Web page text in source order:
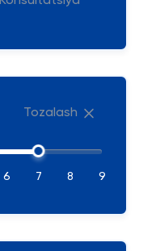
Tozalash
6 7 8 9